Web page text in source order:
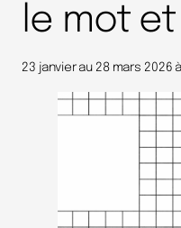
le mot et
23 janvier au 28 mars